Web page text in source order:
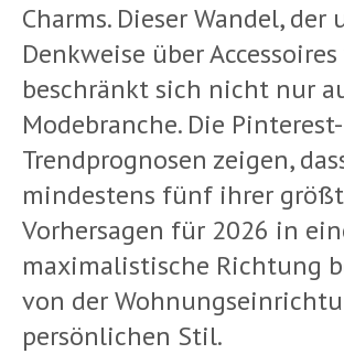
Charms. Dieser Wandel, der
Denkweise über
beschränkt sich nicht nur
Modebranche. Die Pinterest-
Trendprognosen zeigen,
mindestens fünf ihrer
Vorhersagen für 2026 in
maximalistische Richtung
von der
persönlichen Stil.